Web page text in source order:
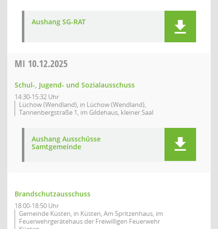
Aushang SG-RAT
MI 10.12.2025
Schul-, Jugend- und Sozialausschuss
14:30-15:32 Uhr
Lüchow (Wendland), in Lüchow (Wendland),
Tannenbergstraße 1, im Gildehaus, kleiner Saal
Aushang Ausschüsse
Samtgemeinde
Brandschutzausschuss
18:00-18:50 Uhr
Gemeinde Küsten, in Küsten, Am Spritzenhaus, im
Feuerwehrgerätehaus der Freiwilligen Feuerwehr